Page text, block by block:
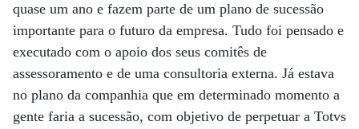
quase um ano e fazem parte de um plano de sucessão
importante para o futuro da empresa. Tudo foi pensado e
executado com o apoio dos seus comitês de
assessoramento e de uma consultoria externa. Já estava
no plano da companhia que em determinado momento a
gente faria a sucessão, com objetivo de perpetuar a Totvs